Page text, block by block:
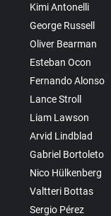
Kimi Antonelli
George Russell
Oliver Bearman
Esteban Ocon
Fernando Alonso
Lance Stroll
Liam Lawson
Arvid Lindblad
Gabriel Bortoleto
Nico Hülkenberg
Valtteri Bottas
Sergio Pérez